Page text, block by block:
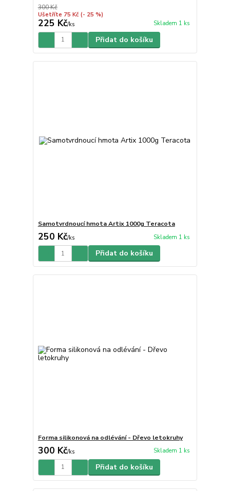
300 Kč
Ušetříte 75 Kč (- 25 %)
225 Kč/ks Skladem 1 ks
Přidat do košíku
Samotvrdnoucí hmota Artix 1000g Teracota
250 Kč/ks Skladem 1 ks
Přidat do košíku
Forma silikonová na odlévání - Dřevo letokruhy
300 Kč/ks Skladem 1 ks
Přidat do košíku